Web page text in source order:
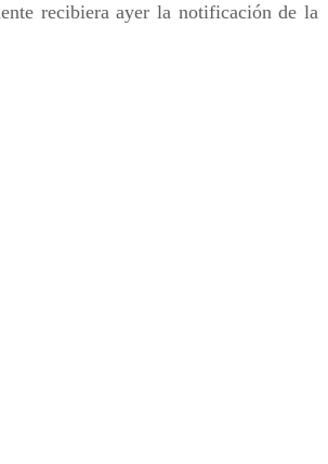
recibiera ayer la notificación de la